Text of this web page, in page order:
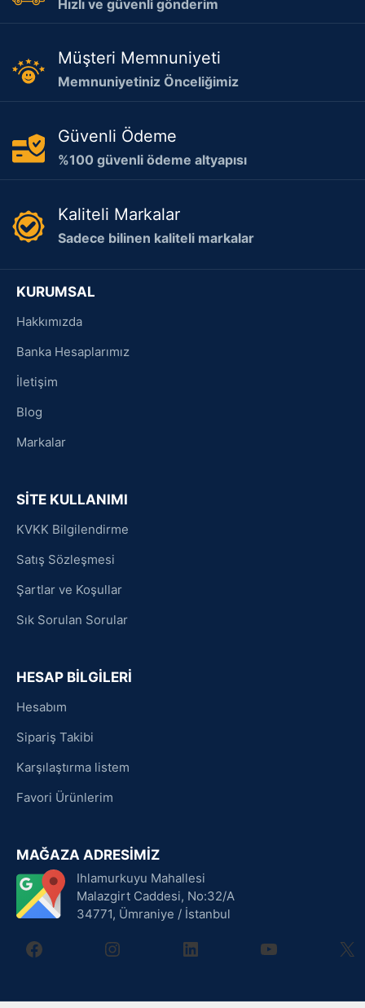
Hızlı ve güvenli gönderim
Müşteri Memnuniyeti
Memnuniyetiniz Önceliğimiz
Güvenli Ödeme
%100 güvenli ödeme altyapısı
Kaliteli Markalar
Sadece bilinen kaliteli markalar
KURUMSAL
Hakkımızda
Banka Hesaplarımız
İletişim
Blog
Markalar
SİTE KULLANIMI
KVKK Bilgilendirme
Satış Sözleşmesi
Şartlar ve Koşullar
Sık Sorulan Sorular
HESAP BİLGİLERİ
Hesabım
Sipariş Takibi
Karşılaştırma listem
Favori Ürünlerim
MAĞAZA ADRESİMİZ
Ihlamurkuyu Mahallesi
Malazgirt Caddesi, No:32/A
34771, Ümraniye / İstanbul
facebookinstagramlinkedin youtube X